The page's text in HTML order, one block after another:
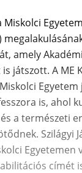
Miskolci
amely
játszott. A ME
Egyetem
is, ahol
a természeti
Szilágyi
Egyetemen
címét